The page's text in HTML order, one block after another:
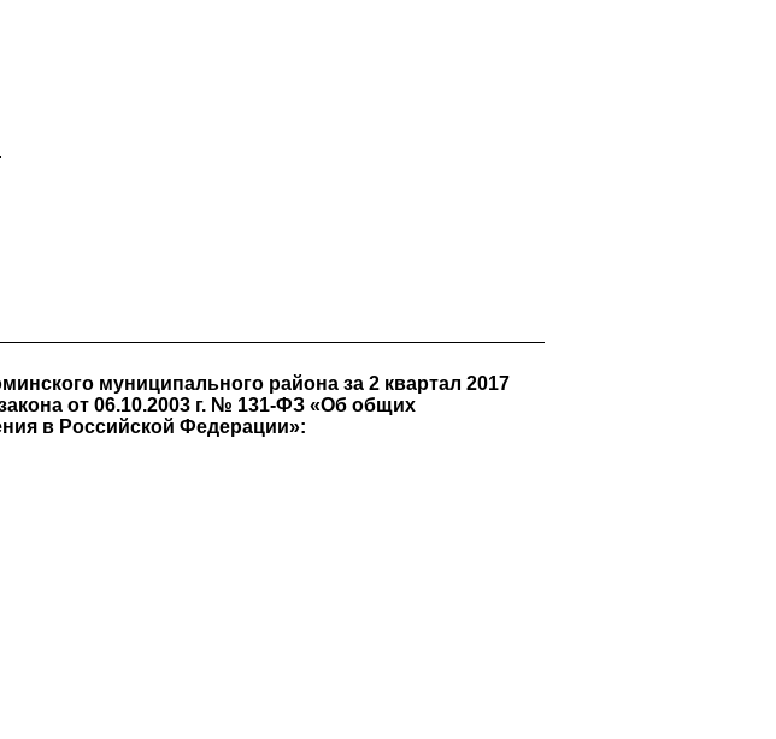
муниципального района за 2 квартал 2017
от 06.10.2003 г. № 131-ФЗ «Об общих
в Российской Федерации»: